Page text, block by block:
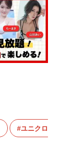
ユニクロU